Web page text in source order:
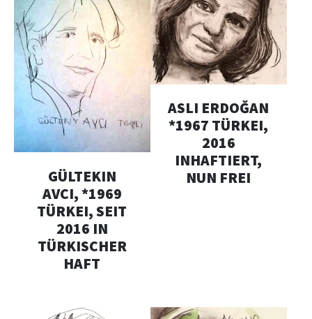
GÜLTEKIN
AVCI, *1969
TÜRKEI, SEIT
2016 IN
TÜRKISCHER
HAFT
ASLI ERDOĞAN
*1967 TÜRKEI,
2016
INHAFTIERT,
NUN FREI